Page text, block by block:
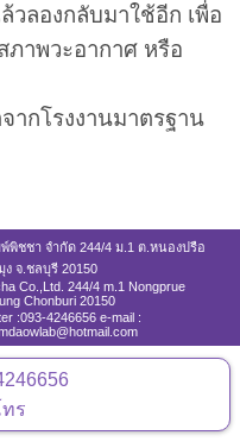
วลองกลับมาใช้อีก เพื่อ
าพวะอากาศ หรือ
ากโรงงานมาตรฐาน
พิชชา จำกัด 244/4 ม.1 ต.หนองปรือ
ง จ.ชลบุรี 20150
Co.,Ltd. 244/4 m.1 Nongprue
Chonburi 20150
:093-4246656 e-mail :
ร